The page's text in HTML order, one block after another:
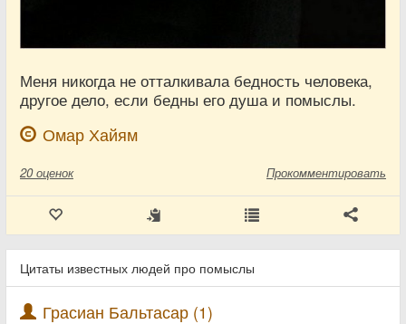
Меня никогда не отталкивала бедность человека,
другое дело, если бедны его душа и помыслы.
Омар Хайям
20 оценок Прокомментировать
Цитаты известных людей про помыслы
Грасиан Бальтасар (1)